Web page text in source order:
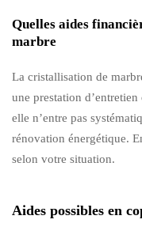
Quelles aides
marbre
La cristallisation de
une prestation
elle n’entre pas
rénovation énergétique.
selon votre situation.
Aides possibles en